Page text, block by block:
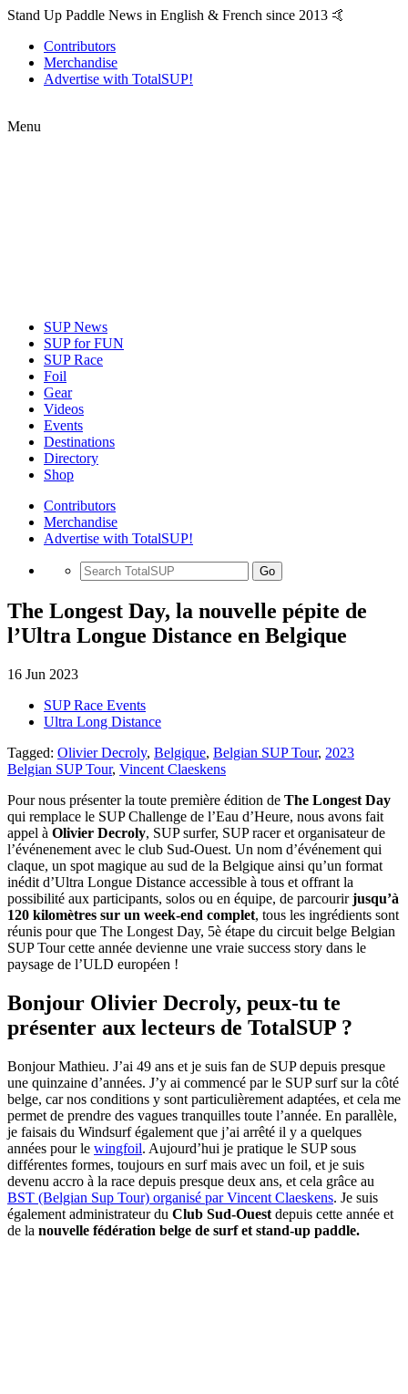
Stand Up Paddle News in English & French since 2013 🤙
Contributors
Merchandise
Advertise with TotalSUP!
Menu
SUP News
SUP for FUN
SUP Race
Foil
Gear
Videos
Events
Destinations
Directory
Shop
Contributors
Merchandise
Advertise with TotalSUP!
Go
The Longest Day, la nouvelle pépite de
l’Ultra Longue Distance en Belgique
16 Jun 2023
SUP Race Events
Ultra Long Distance
Tagged: Olivier Decroly, Belgique, Belgian SUP Tour, 2023
Belgian SUP Tour, Vincent Claeskens
Pour nous présenter la toute première édition de The Longest Day
qui remplace le SUP Challenge de l’Eau d’Heure, nous avons fait
appel à Olivier Decroly, SUP surfer, SUP racer et organisateur de
l’événenement avec le club Sud-Ouest. Un nom d’événement qui
claque, un spot magique au sud de la Belgique ainsi qu’un format
inédit d’Ultra Longue Distance accessible à tous et offrant la
possibilité aux participants, solos ou en équipe, de parcourirjusqu’à
120 kilomètres sur un week-end complet, tous les ingrédients sont
réunis pour que The Longest Day, 5è étape du circuit belge Belgian
SUP Tour cette année devienne une vraie success story dans le
paysage de l’ULD européen !
Bonjour Olivier Decroly, peux-tu te
présenter aux lecteurs de TotalSUP ?
Bonjour Mathieu. J’ai 49 ans et je suis fan de SUP depuis presque
une quinzaine d’années. J’y ai commencé par le SUP surf sur la côté
belge, car nos conditions y sont particulièrement adaptées, et cela me
permet de prendre des vagues tranquilles toute l’année. En parallèle,
je faisais du Windsurf également que j’ai arrêté il y a quelques
années pour le wingfoil. Aujourd’hui je pratique le SUP sous
différentes formes, toujours en surf mais avec un foil, et je suis
devenu accro à la race depuis presque deux ans, et cela grâce au
BST (Belgian Sup Tour) organisé par Vincent Claeskens. Je suis
également administrateur du Club Sud-Ouest depuis cette année et
de la nouvelle fédération belge de surf et stand-up paddle.